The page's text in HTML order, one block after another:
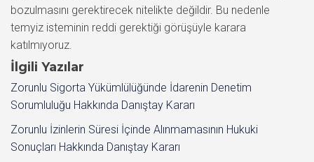
bozulmasını gerektirecek nitelikte değildir. Bu nedenle
temyiz isteminin reddi gerektiği görüşüyle karara
katılmıyoruz.
İlgili Yazılar
Zorunlu Sigorta Yükümlülüğünde İdarenin Denetim
Sorumluluğu Hakkında Danıştay Kararı
Zorunlu İzinlerin Süresi İçinde Alınmamasının Hukuki
Sonuçları Hakkında Danıştay Kararı